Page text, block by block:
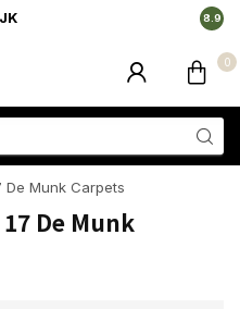
8.9
0
De Munk Carpets
De Munk